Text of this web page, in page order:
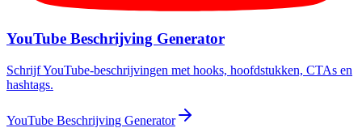
YouTube Beschrijving Generator
Schrijf YouTube-beschrijvingen met hooks, hoofdstukken, CTAs en
hashtags.
YouTube Beschrijving Generator